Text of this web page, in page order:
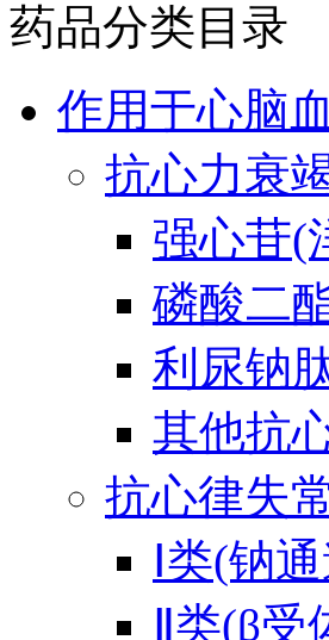
药品分类目录
作用于心脑
抗心力衰
强心苷(
磷酸二
利尿钠
其他抗
抗心律失
Ⅰ类(钠
Ⅱ类(β受